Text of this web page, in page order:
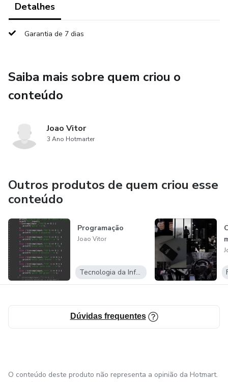
Detalhes
Garantia de 7 dias
Saiba mais sobre quem criou o
conteúdo
Joao Vitor
3 Ano Hotmarter
Outros produtos de quem criou esse
conteúdo
Programação
Joao Vitor
Tecnologia da Informação
Dúvidas frequentes
O conteúdo deste produto não representa a opinião da Hotmart.